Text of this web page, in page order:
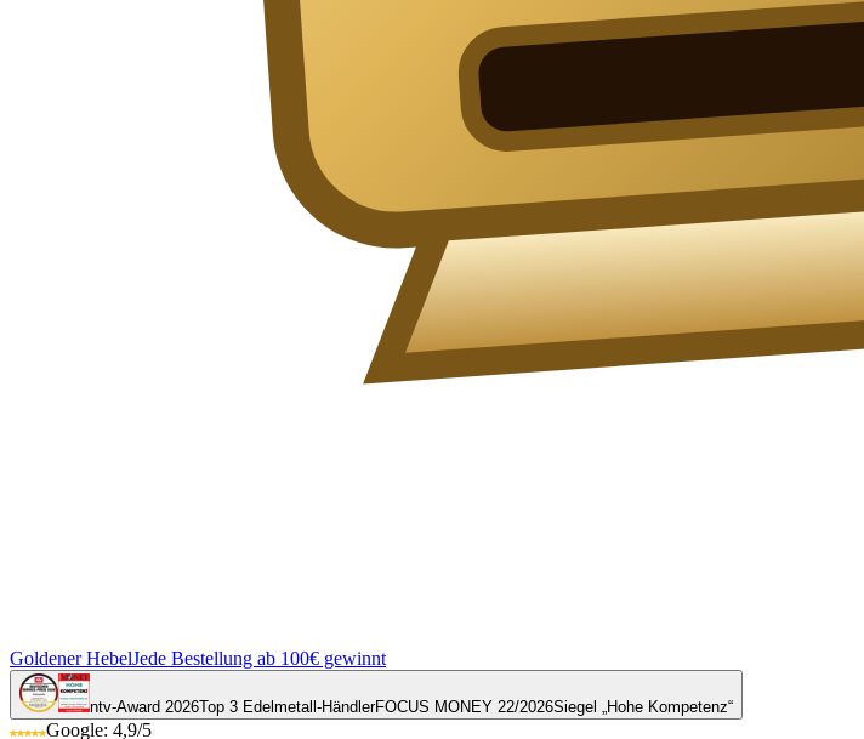
Goldener HebelJede Bestellung ab 100€ gewinnt
ntv-Award 2026Top 3 Edelmetall-HändlerFOCUS MONEY 22/2026Siegel „Hohe Kompetenz“
Google: 4,9/5